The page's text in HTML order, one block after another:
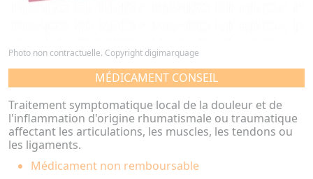
Photo non contractuelle. Copyright digimarquage
MÉDICAMENT CONSEIL
Traitement symptomatique local de la douleur et de
l'inflammation d'origine rhumatismale ou traumatique
affectant les articulations, les muscles, les tendons ou
les ligaments.
Médicament non remboursable